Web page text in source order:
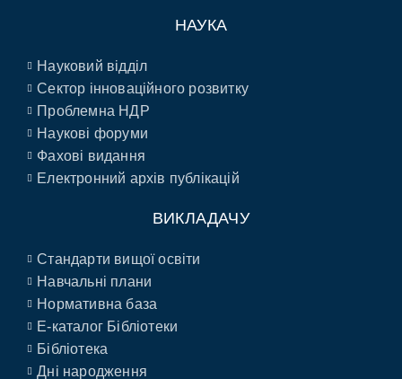
НАУКА
Науковий відділ
Сектор інноваційного розвитку
Проблемна НДР
Наукові форуми
Фахові видання
Електронний архів публікацій
ВИКЛАДАЧУ
Стандарти вищої освіти
Навчальні плани
Нормативна база
E-каталог Бібліотеки
Бібліотека
Дні народження